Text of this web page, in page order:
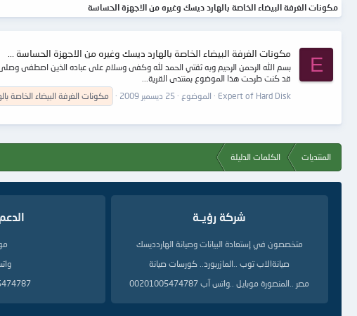
مكونات الغرفة البيضاء الخاصة بالهارد ديسك وغيره من الاجهزة الحساسة
E
مكونات الغرفة البيضاء الخاصة بالهارد ديسك وغيره من الاجهزة الحساسة ...
بسم الله الرحمن الرحيم وبه ثقتي الحمد لله وكفى وسلام على عباده الذين اصطفى وصلى
قد كنت طرحت هذا الموضوع بمنتدى القرية...
Expert of Hard Disk
الموضوع 25 ديسمبر 2009 مكونات الغرفة البيضاء الخاصة
المنتديات الكلمات الدليلة
شركة رؤيــة
متخصصون في إستعادة البيانات وصيانة الهاردديسك
صيانةالاب توب ..المازربورد.. كورسات صيانة
مصر ..المنصورة موبايل ..واتس آب 00201005474787